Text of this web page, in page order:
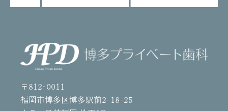
〒812-0011
福岡市博多区博多駅前2-18-25